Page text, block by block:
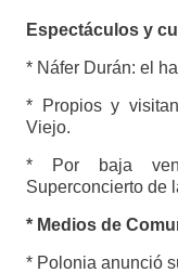
Espectáculos y
* Náfer Durán: el
* Propios y
Viejo.
* Por baja
Superconcierto de
* Medios de
* Polonia anunció